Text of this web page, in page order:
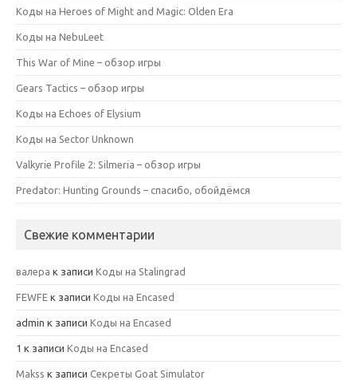
Коды на Heroes of Might and Magic: Olden Era
Коды на NebuLeet
This War of Mine – обзор игры
Gears Tactics – обзор игры
Коды на Echoes of Elysium
Коды на Sector Unknown
Valkyrie Profile 2: Silmeria – обзор игры
Predator: Hunting Grounds – спасибо, обойдёмся
Свежие комментарии
валера к записи Коды на Stalingrad
FEWFE к записи Коды на Encased
admin к записи Коды на Encased
1 к записи Коды на Encased
Makss к записи Секреты Goat Simulator